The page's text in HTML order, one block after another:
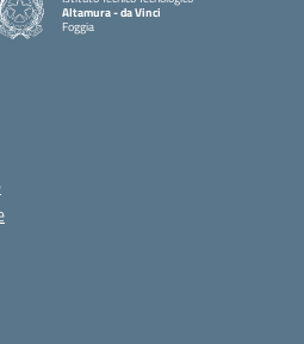
Altamura - da Vinci
Foggia
— Visita la pagina iniziale della scuola